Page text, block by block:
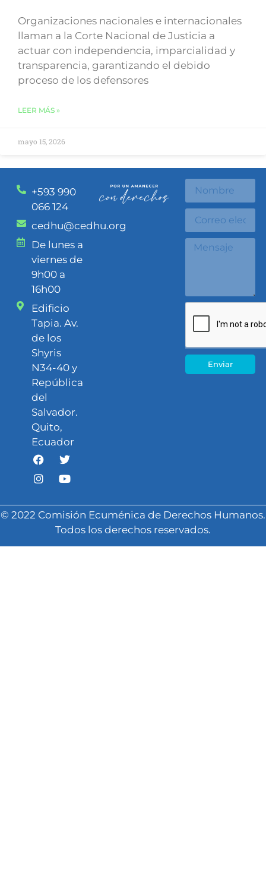
Organizaciones nacionales e internacionales
llaman a la Corte Nacional de Justicia a
actuar con independencia, imparcialidad y
transparencia, garantizando el debido
proceso de los defensores
LEER MÁS »
mayo 15, 2026
+593 990
066 124
cedhu@cedhu.org
De lunes a
viernes de
9h00 a
16h00
Edificio
Tapia. Av.
de los
Shyris
N34-40 y
República
del
Salvador.
Quito,
Ecuador
Enviar
© 2022 Comisión Ecuménica de Derechos Humanos.
Todos los derechos reservados.